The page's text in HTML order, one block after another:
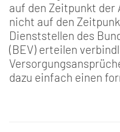
auf den Zeitpunkt
nicht auf den
Dienststellen des
(BEV) erteilen
dazu einfach einen